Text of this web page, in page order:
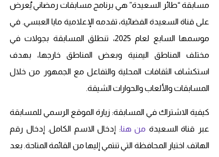
مسابقة “طائر السعيدة” هي برنامج مسابقات رمضاني يُعرض
على قناة السعيدة الفضائية، تقدمه الإعلامية مايا العبسي. في
موسمها السابع لعام 2025، تنطلق المسابقة بجولات في
مختلف المناطق اليمنية وبعض المناطق خارجها، بهدف
استكشاف الثقافات المحلية والتفاعل مع الجمهور من خلال
المسابقات والألعاب والحوارات الشيقة.
كيفية الاشتراك في المسابقة: زيارة الموقع الرسمي للمسابقة
عبر قناة السعيدة من هنا: إدخال الاسم الكامل. إدخال رقم
الهاتف. اختيار المحافظة التي تنتمي إليها من القائمة المتاحة. بعد